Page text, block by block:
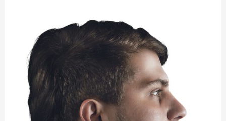
squelettique
Mâchoire
inférieure
arrière